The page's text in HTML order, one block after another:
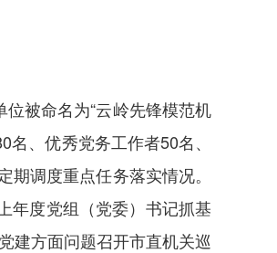
被命名为“云岭先锋模范机
、优秀党务工作者50名、
调度重点任务落实情况。
年度党组（党委）书记抓基
建方面问题召开市直机关巡